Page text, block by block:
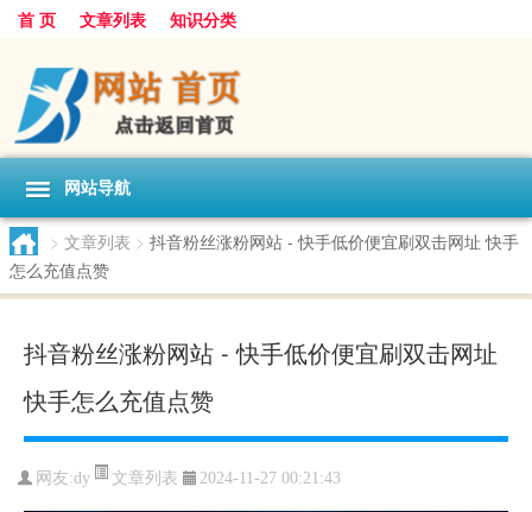
首 页 文章列表 知识分类
网站导航
> 文章列表 > 抖音粉丝涨粉网站 - 快手低价便宜刷双击网址 快手
怎么充值点赞
抖音粉丝涨粉网站 - 快手低价便宜刷双击网址
快手怎么充值点赞
网友:dy 文章列表 2024-11-27 00:21:43